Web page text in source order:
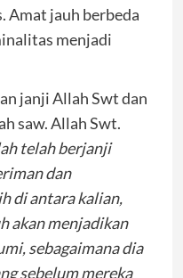
Amat jauh berbeda
menjadi
janji Allah Swt dan
saw. Allah Swt.
telah berjanji
dan
di antara kalian,
akan menjadikan
sebagaimana dia
sebelum mereka